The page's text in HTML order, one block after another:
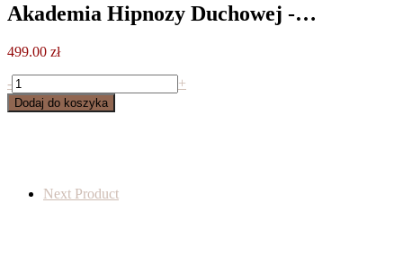
Akademia Hipnozy Duchowej -…
499.00 zł
ilość
Akademia
Hipnozy
Zaliczka
- +
Dodaj do koszyka
Next Product